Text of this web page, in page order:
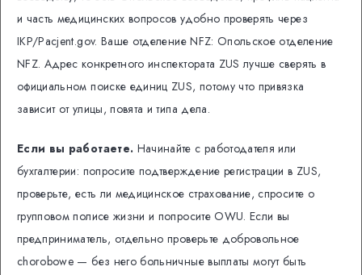
и часть медицинских вопросов удобно проверять через
IKP/Pacjent.gov. Ваше отделение NFZ: Опольское отделение
NFZ. Адрес конкретного инспектората ZUS лучше сверять в
официальном поиске единиц ZUS, потому что привязка
зависит от улицы, повята и типа дела.
Если вы работаете. Начинайте с работодателя или
бухгалтерии: попросите подтверждение регистрации в ZUS,
проверьте, есть ли медицинское страхование, спросите о
групповом полисе жизни и попросите OWU. Если вы
предприниматель, отдельно проверьте добровольное
chorobowe — без него больничные выплаты могут быть